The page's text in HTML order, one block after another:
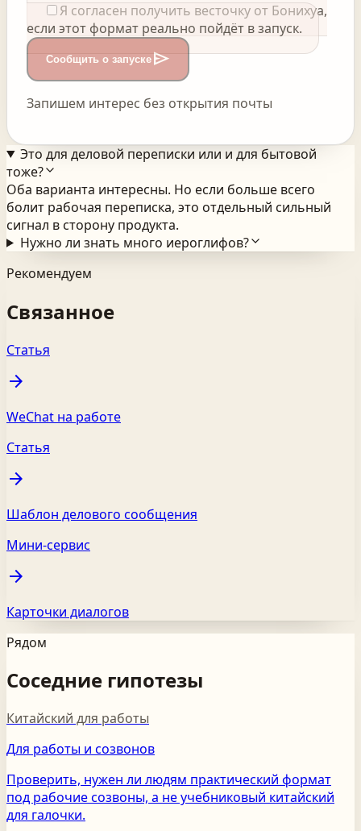
Я согласен получить весточку от Бонихуа,
если этот формат реально пойдёт в запуск.
Сообщить о запускеsend
Запишем интерес без открытия почты
Это для деловой переписки или и для бытовой
тоже?
Оба варианта интересны. Но если больше всего
болит рабочая переписка, это отдельный сильный
сигнал в сторону продукта.
Нужно ли знать много иероглифов?
Рекомендуем
Связанное
Статья
arrow_forward
WeChat на работе
Статья
arrow_forward
Шаблон делового сообщения
Мини-сервис
arrow_forward
Карточки диалогов
Рядом
Соседние гипотезы
Китайский для работы
Для работы и созвонов
Проверить, нужен ли людям практический формат
под рабочие созвоны, а не учебниковый китайский
для галочки.